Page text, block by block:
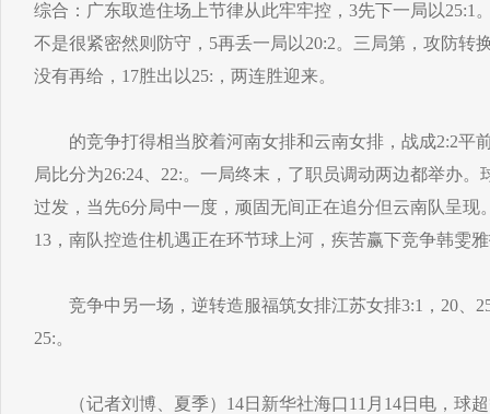
综合：广东取造住场上节律从此牢牢控，3先下一局以25:1
不是很紧密然则防守，5再丢一局以20:2。三局第，攻防转
没有再给，17胜出以25:，两连胜迎来。
的竞争打得相当胶着河南女排和云南女排，战成2:2平前
局比分为26:24、22:。一局终末，了职员调动两边都举办
过发，当先6分局中一度，顽固无间正在追分但云南队呈现
13，南队控造住机遇正在环节球上河，疾苦赢下竞争韩雯
竞争中另一场，逆转造服福筑女排江苏女排3:1，20、
25:。
（记者刘博、夏季）14日新华社海口11月14日电，球